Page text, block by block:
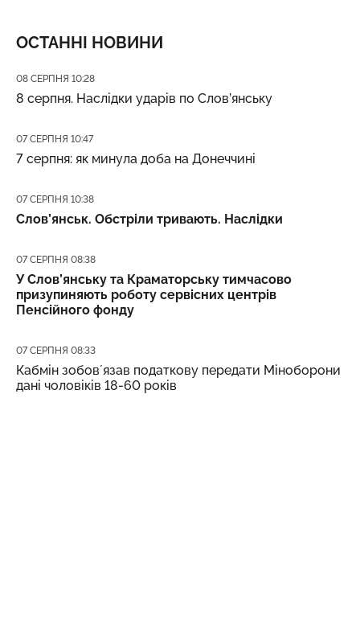
ОСТАННІ НОВИНИ
Дата публікації
08 СЕРПНЯ 10:28
8 серпня. Наслідки ударів по Слов’янську
Дата публікації
07 СЕРПНЯ 10:47
7 серпня: як минула доба на Донеччині
Дата публікації
07 СЕРПНЯ 10:38
Слов’янськ. Обстріли тривають. Наслідки
Дата публікації
07 СЕРПНЯ 08:38
У Слов’янську та Краматорську тимчасово
призупиняють роботу сервісних центрів
Пенсійного фонду
Дата публікації
07 СЕРПНЯ 08:33
Кабмін зобовʼязав податкову передати Міноборони
дані чоловіків 18-60 років